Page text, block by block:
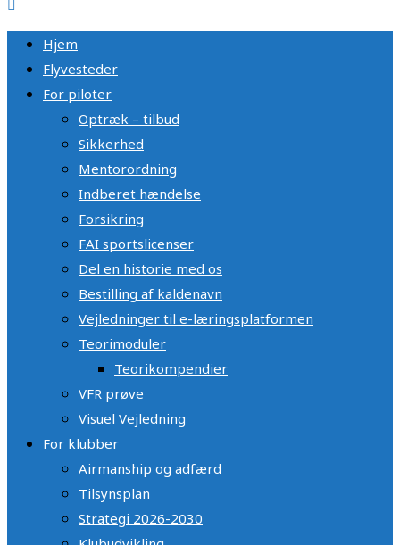
Hjem
Flyvesteder
For piloter
Optræk – tilbud
Sikkerhed
Mentorordning
Indberet hændelse
Forsikring
FAI sportslicenser
Del en historie med os
Bestilling af kaldenavn
Vejledninger til e-læringsplatformen
Teorimoduler
Teorikompendier
VFR prøve
Visuel Vejledning
For klubber
Airmanship og adfærd
Tilsynsplan
Strategi 2026-2030